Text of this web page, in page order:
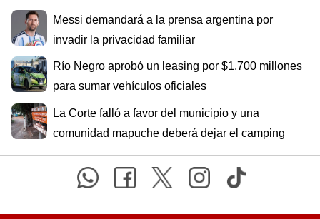
Messi demandará a la prensa argentina por
invadir la privacidad familiar
Río Negro aprobó un leasing por $1.700 millones
para sumar vehículos oficiales
La Corte falló a favor del municipio y una
comunidad mapuche deberá dejar el camping